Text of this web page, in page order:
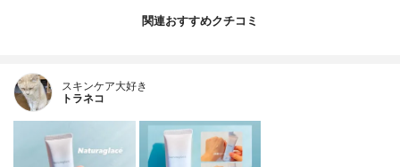
関連おすすめクチコミ
スキンケア大好き
トラネコ